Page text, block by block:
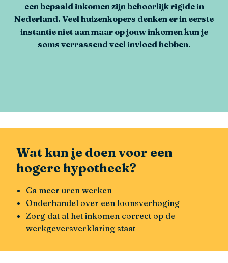
een bepaald inkomen zijn behoorlijk rigide in
Nederland. Veel huizenkopers denken er in eerste
instantie niet aan maar op jouw inkomen kun je
soms verrassend veel invloed hebben.
Wat kun je doen voor een
hogere hypotheek?
Ga meer uren werken
Onderhandel over een loonsverhoging
Zorg dat al het inkomen correct op de
werkgeversverklaring staat